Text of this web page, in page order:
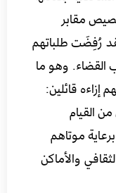
مقابر
رُفِضَت طلباتهم
وهو ما
قائلين:
القيام
موتاهم
والأماكن